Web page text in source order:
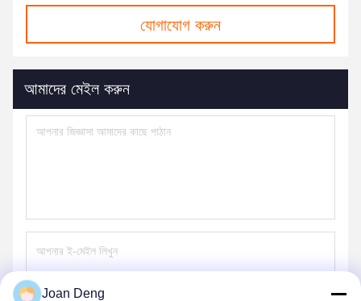
যোগাযোগ করুন
আমাদের মেইল ​​করুন
Joan Deng